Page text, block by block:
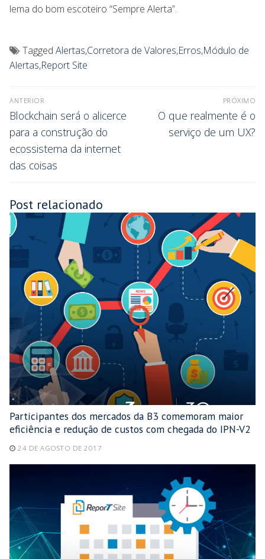
lema do bom escoteiro “Sempre Alerta”.
Tagged Alertas,Corretora de Valores,Erros,Módulo de
Alertas,Report Site
ANTERIOR
Blockchain será o alicerce
para a construção do
ecossistema da internet
das coisas
PRÓXIMO
O que realmente é o
serviço de um UX?
Post relacionado
Participantes dos mercados da B3 comemoram maior
eficiência e redução de custos com chegada do IPN-V2
24 DE AGOSTO DE 2017